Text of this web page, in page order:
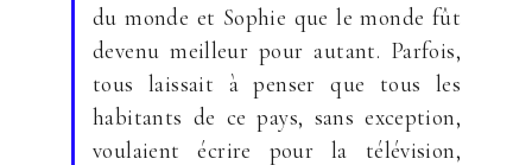
du monde et Sophie que le monde fût
devenu meilleur pour autant. Parfois,
tous laissait à penser que tous les
habitants de ce pays, sans exception,
voulaient écrire pour la télévision,